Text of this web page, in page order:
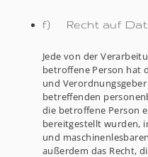
f) Recht auf
Jede von der
betroffene Person hat
und
betreffenden
die betroffene Person
bereitgestellt wurden,
und
außerdem das Recht,